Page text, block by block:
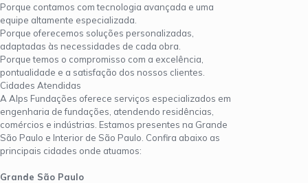
Porque contamos com tecnologia avançada e uma
equipe altamente especializada.
Porque oferecemos soluções personalizadas,
adaptadas às necessidades de cada obra.
Porque temos o compromisso com a excelência,
pontualidade e a satisfação dos nossos clientes.
Cidades Atendidas
A Alps Fundações oferece serviços especializados em
engenharia de fundações, atendendo residências,
comércios e indústrias. Estamos presentes na Grande
São Paulo e Interior de São Paulo. Confira abaixo as
principais cidades onde atuamos:
Grande São Paulo